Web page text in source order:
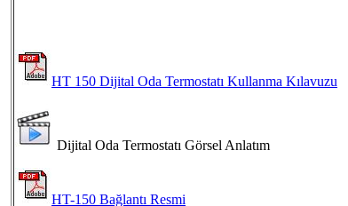
HT 150 Dijital Oda Termostatı Kullanma Kılavuzu
Dijital Oda Termostatı Görsel Anlatım
HT-150 Bağlantı Resmi